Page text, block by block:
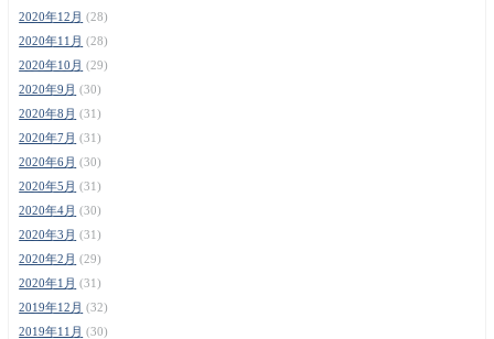
2020年12月 (28)
2020年11月 (28)
2020年10月 (29)
2020年9月 (30)
2020年8月 (31)
2020年7月 (31)
2020年6月 (30)
2020年5月 (31)
2020年4月 (30)
2020年3月 (31)
2020年2月 (29)
2020年1月 (31)
2019年12月 (32)
2019年11月 (30)